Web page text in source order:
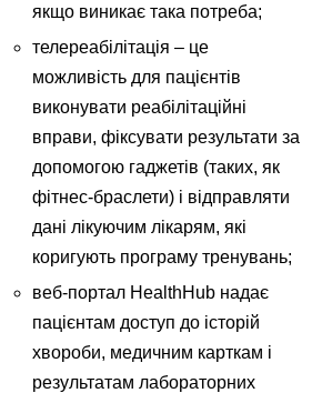
якщо виникає така потреба;
телереабілітація – це
можливість для пацієнтів
виконувати реабілітаційні
вправи, фіксувати результати за
допомогою гаджетів (таких, як
фітнес-браслети) і відправляти
дані лікуючим лікарям, які
коригують програму тренувань;
веб-портал HealthHub надає
пацієнтам доступ до історій
хвороби, медичним карткам і
результатам лабораторних